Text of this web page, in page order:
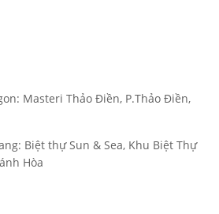
Masteri Thảo Điền, P.Thảo Điền,
Biệt thự Sun & Sea, Khu Biệt Thự
Hòa